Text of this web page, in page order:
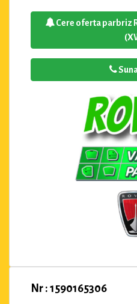
Cere oferta parbriz
Nr : 1590165306